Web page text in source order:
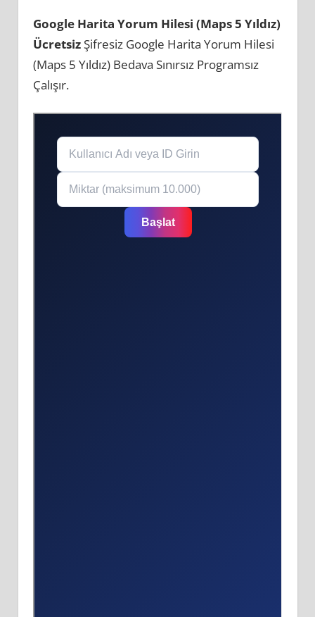
Google Harita Yorum Hilesi (Maps 5 Yıldız)
ÜcretsizŞifresiz Google Harita Yorum Hilesi
(Maps 5 Yıldız) Bedava Sınırsız Programsız
Çalışır.